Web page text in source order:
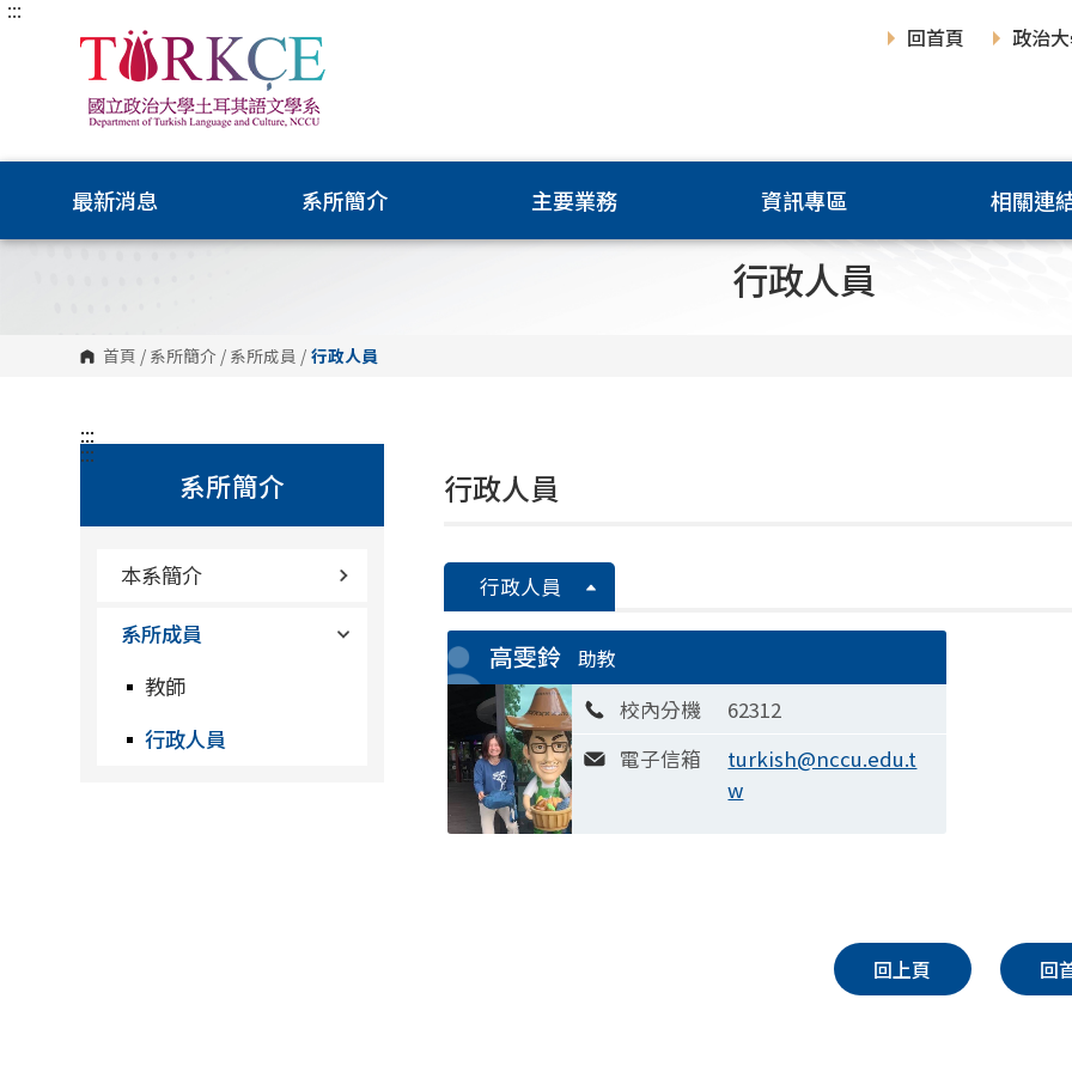
跳
:::
回首頁
政治
最新消息 系所簡介 主要業務 資訊專區 相關連
行政人員
首頁 / 系所簡介 / 系所成員 / 行政人員
:::
系所簡介
本系簡介
系所成員
教師
行政人員
:::
行政人員
行政人員
高雯鈴 助教
校內分機
62312
電子信箱
turkish@nccu.edu.t
w
回上頁 回